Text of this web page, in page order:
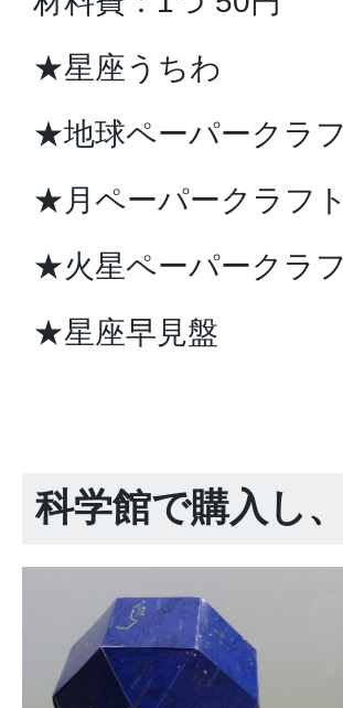
★星座うちわ
★地球ペーパークラ
★月ペーパークラフト
★火星ペーパークラ
★星座早見盤
科学館で購入し